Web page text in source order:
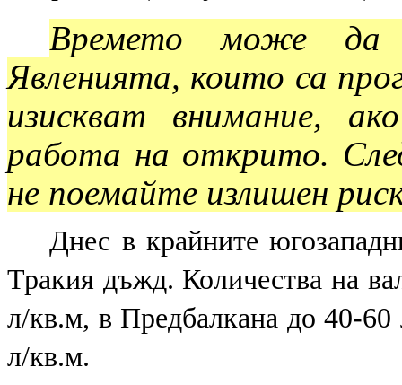
Времето може да
Явленията, които са
изискват внимание,
работа на открито.
не поемайте излишен
Днес в крайните
Тракия дъжд. Количества на
л/кв.м, в Предбалкана до 40-60
л/кв.м.